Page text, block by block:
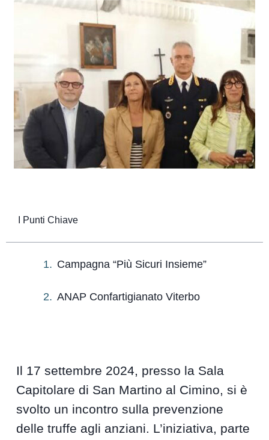
I Punti Chiave
Campagna “Più Sicuri Insieme”
ANAP Confartigianato Viterbo
Il 17 settembre 2024, presso la Sala
Capitolare di San Martino al Cimino, si è
svolto un incontro sulla prevenzione
delle truffe agli anziani. L’iniziativa, parte